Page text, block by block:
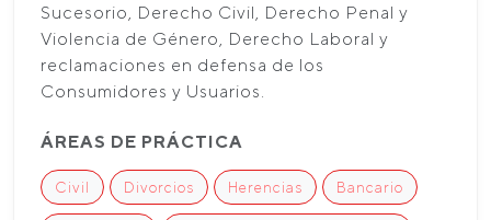
Sucesorio, Derecho Civil, Derecho Penal y
Violencia de Género, Derecho Laboral y
reclamaciones en defensa de los
Consumidores y Usuarios.
ÁREAS DE PRÁCTICA
Civil Divorcios Herencias Bancario